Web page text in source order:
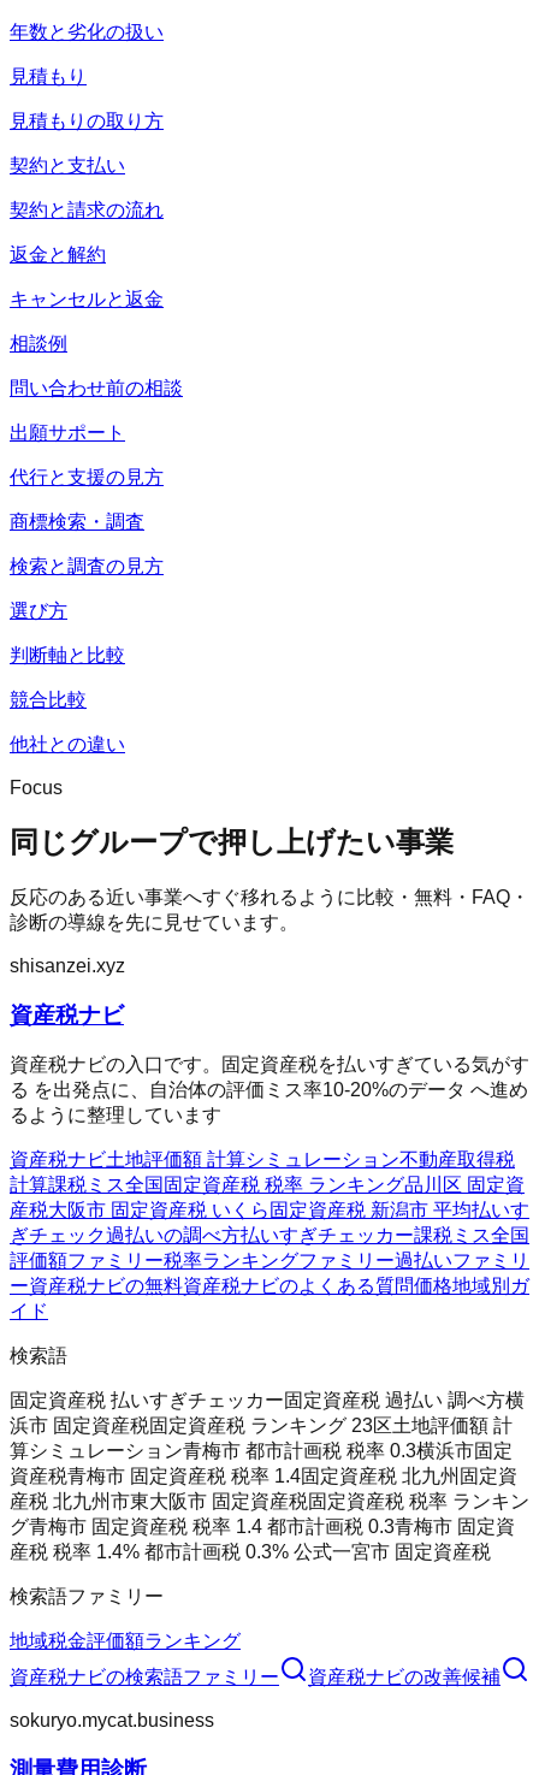
年数と劣化の扱い
見積もり
見積もりの取り方
契約と支払い
契約と請求の流れ
返金と解約
キャンセルと返金
相談例
問い合わせ前の相談
出願サポート
代行と支援の見方
商標検索・調査
検索と調査の見方
選び方
判断軸と比較
競合比較
他社との違い
Focus
同じグループで押し上げたい事業
反応のある近い事業へすぐ移れるように比較・無料・FAQ・
診断の導線を先に見せています。
shisanzei.xyz
資産税ナビ
資産税ナビの入口です。固定資産税を払いすぎている気がす
る を出発点に、自治体の評価ミス率10-20%のデータ へ進め
るように整理しています
資産税ナビ土地評価額 計算シミュレーション不動産取得税
計算課税ミス全国 固定資産税 税率 ランキング品川区 固定資
産税大阪市 固定資産税 いくら 固定資産税 新潟市 平均払いす
ぎチェック過払いの調べ方払いすぎチェッカー課税ミス全国
評価額ファミリー税率ランキングファミリー過払いファミリ
ー資産税ナビの無料資産税ナビのよくある質問価格地域別ガ
イド
検索語
固定資産税 払いすぎチェッカー固定資産税 過払い 調べ方横
浜市 固定資産税固定資産税 ランキング 23区土地評価額 計
算シミュレーション青梅市 都市計画税 税率 0.3横浜市固定
資産税青梅市 固定資産税 税率 1.4固定資産税 北九州 固定資
産税 北九州市東大阪市 固定資産税固定資産税 税率 ランキン
グ青梅市 固定資産税 税率 1.4 都市計画税 0.3青梅市 固定資
産税 税率 1.4% 都市計画税 0.3% 公式一宮市 固定資産税
検索語ファミリー
地域税金評価額ランキング
資産税ナビの検索語ファミリー 資産税ナビの改善候補
sokuryo.mycat.business
測量費用診断